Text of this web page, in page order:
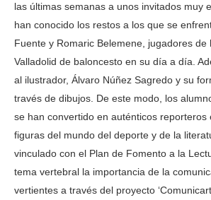
las últimas semanas a unos invitados muy
han conocido los restos a los que se
Fuente y Romaric Belemene, jugadores de
Valladolid de baloncesto en su día a día.
al ilustrador, Álvaro Núñez Sagredo y su
través de dibujos. De este modo, los
se han convertido en auténticos reporteros
figuras del mundo del deporte y de la
vinculado con el Plan de Fomento a la
tema vertebral la importancia de la
vertientes a través del proyecto